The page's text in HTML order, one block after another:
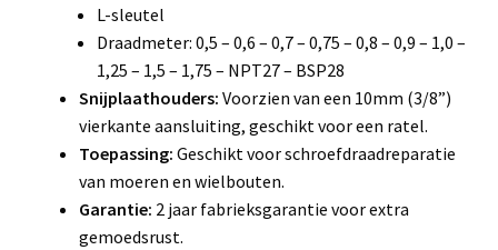
L-sleutel
Draadmeter: 0,5 – 0,6 – 0,7 – 0,75 – 0,8 – 0,9 – 1,0 –
1,25 – 1,5 – 1,75 – NPT27 – BSP28
Snijplaathouders: Voorzien van een 10mm (3/8”)
vierkante aansluiting, geschikt voor een ratel.
Toepassing: Geschikt voor schroefdraadreparatie
van moeren en wielbouten.
Garantie: 2 jaar fabrieksgarantie voor extra
gemoedsrust.